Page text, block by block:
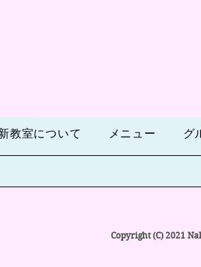
教室について メニュー グ
Copyright (C) 2021